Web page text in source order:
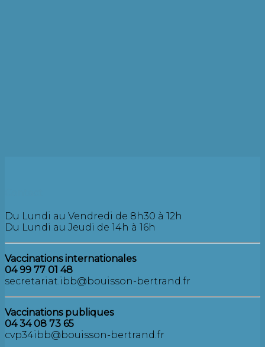
Du Lundi au Vendredi de 8h30 à 12h
Du Lundi au Jeudi de 14h à 16h
Vaccinations internationales
04 99 77 01 48
secretariat.ibb@bouisson-bertrand.fr
Vaccinations publiques
04 34 08 73 65
cvp34ibb@bouisson-bertrand.fr